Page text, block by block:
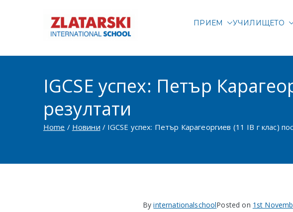
ПРИЕМ УЧИЛИЩЕТО
IGCSE успех: Петър
резултати
Home Новини IGCSE успех: Петър Карагеоргиев (11 IB г клас)
ByinternationalschoolPosted on 1st